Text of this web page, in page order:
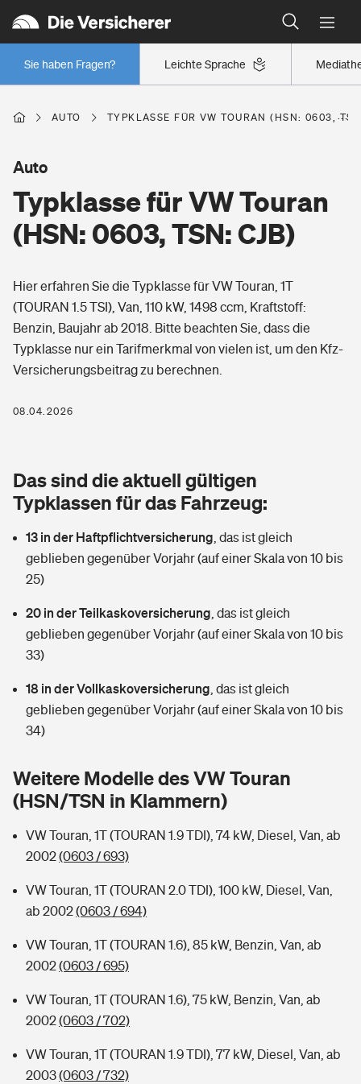
Leichte Sprache
Sie haben Fragen?
Wer versichert was: Jetzt Versicherer finden
Regionalklassen: So ist Ihre Region eingestuft
Wer versichert was: Jetzt Versicherer finden
Berufsunfähigkeitsversicherung
Erwerbsunfähigkeitsversicherung
Grundfähigkeitsversicherung
Arbeitsrechtsschutz
Berufshaftpflichtversicherung
Zur Übersicht
Tools
Wer versichert was: Jetzt Versicherer finden
Sie haben Fragen?
Wohnen
Elementarversicherung
Glasversicherung
Mietkautionsversicherung
Restkreditversicherung
Zur Übersicht
Tools
Wer versichert was: Jetzt Versicherer finden
Sie haben Fragen?
Freizeit
Pri­vate Haft­pflicht­
Kinderunfall­ver­si­che­rung
Kinderinvalidität
Hundehalter-Haftpflicht
Handyversicherung
Musikinstrumentenversicherung
Zur Übersicht
Kinderunfall-Check: Mehr Sicherheit für deine Kids
Typklassen: So ist Ihr Auto eingestuft
Gesundheit
Private Krankenversicherung
Dread-Disease-Versicherung
Tierkrankenversicherung
Zur Übersicht
Tools
Wer versichert was: Jetzt Versicherer finden
Sie haben Fragen?
Rentenrechner: Wie viel Geld bekomme ich im Alter?
AUTO TYPKLASSE FÜR VW TOURAN (HSN: 0603,
Typklasse für VW Touran
(HSN: 0603, TSN: CJB)
Auto
Hier erfahren Sie die Typklasse für VW Touran, 1T
(TOURAN 1.5 TSI), Van, 110 kW, 1498 ccm, Kraftstoff:
Benzin, Baujahr ab 2018. Bitte beachten Sie, dass die
Typklasse nur ein Tarifmerkmal von vielen ist, um den Kfz-
Versicherungsbeitrag zu berechnen.
08.04.2026
Das sind die aktuell gültigen
Typklassen für das Fahrzeug:
13 in der Haftpflichtversicherung das ist gleich
geblieben gegenüber Vorjahr (auf einer Skala von 10 bis
25)
20 in der Teilkaskoversicherung das ist gleich
geblieben gegenüber Vorjahr (auf einer Skala von 10 bis
33)
18 in der Vollkaskoversicherung das ist gleich
geblieben gegenüber Vorjahr (auf einer Skala von 10 bis
34)
Weitere Modelle des VW Touran
(HSN/TSN in Klammern)
VW Touran, 1T (TOURAN 1.9 TDI), 74 kW, Diesel, Van, ab
2002(0603 / 693)
VW Touran, 1T (TOURAN 2.0 TDI), 100 kW, Diesel, Van,
ab 2002(0603 / 694)
VW Touran, 1T (TOURAN 1.6), 85 kW, Benzin, Van, ab
2002(0603 / 695)
VW Touran, 1T (TOURAN 1.6), 75 kW, Benzin, Van, ab
2002(0603 / 702)
VW Touran, 1T (TOURAN 1.9 TDI), 77 kW, Diesel, Van, ab
2003(0603 / 732)